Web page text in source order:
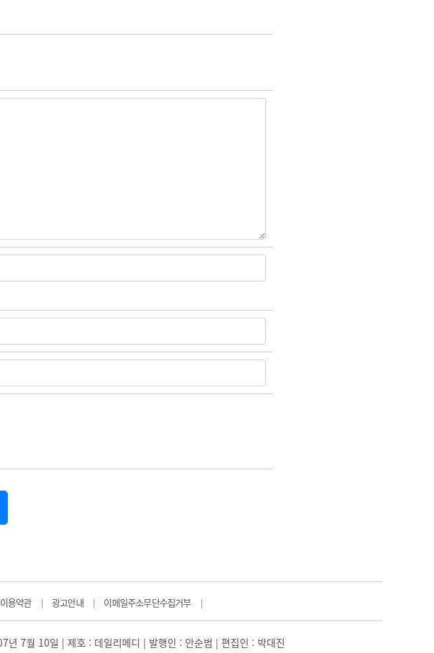
이용약관 | 광고안내 | 이메일주소무단수집거부 |
7월 10일 | 제호 : 데일리메디 | 발행인 : 안순범 | 편집인 : 박대진